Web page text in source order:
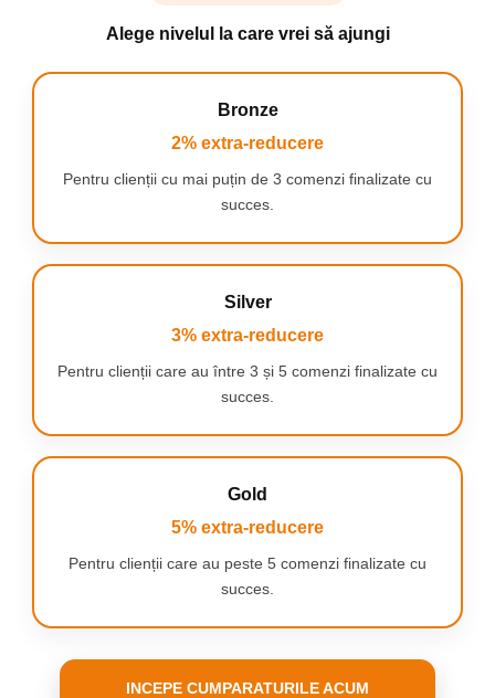
Indicatorul luminos
te informeaza cand este
momentul sa schimbi capul periutei tale de
Alege nivelul la care vrei să ajungi
Bronze
2% extra-reducere
Pentru clienții cu mai puțin de 3 comenzi finalizate cu
succes.
Silver
3% extra-reducere
Pentru clienții care au între 3 și 5 comenzi finalizate cu
succes.
Gold
5% extra-reducere
Pentru clienții care au peste 5 comenzi finalizate cu
succes.
INCEPE CUMPARATURILE ACUM